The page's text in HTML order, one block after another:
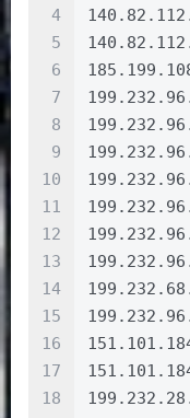
4
5
6
7
8
9
10
11
12
13
14
15
16
17
18